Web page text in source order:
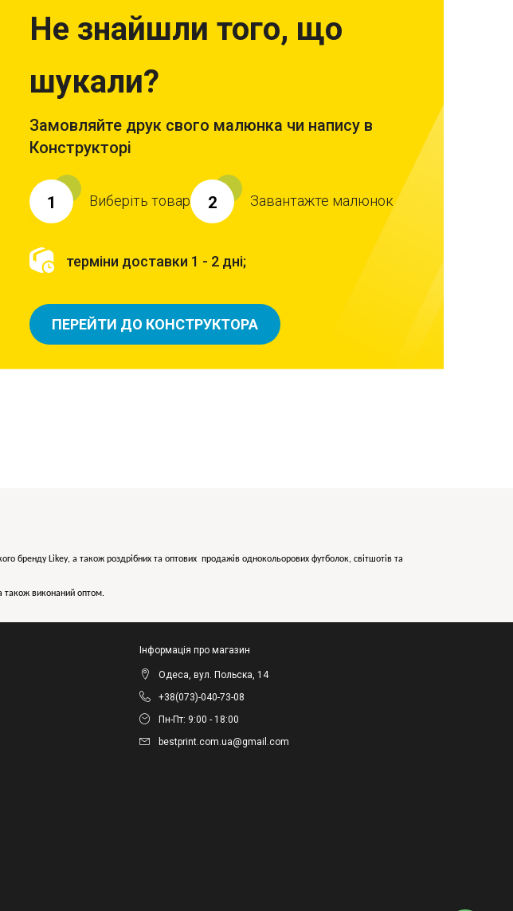
Не знайшли того, що
шукали?
Замовляйте друк свого малюнка чи напису в
Конструкторі
1 Виберіть товар 2 Завантажте малюнок
терміни доставки 1 - 2 дні;
ПЕРЕЙТИ ДО КОНСТРУКТОРА
бренду Likey, а також роздрібних та оптових продажів однокольорових футболок, світшотів та
також виконаний оптом.
Інформація про магазин
Одеса, вул. Польска, 14
+38(073)-040-73-08
Пн-Пт: 9:00 - 18:00
bestprint.com.ua@gmail.com